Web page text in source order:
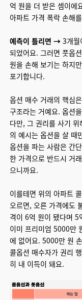
억 원을 더 받은 셈이에
아파트 가격 폭락 손해
예측이 틀리면 →3개월
되었어요. 그러면 풋옵
원을 손해 보기는 하지
포기합니다.
옵션 매수 거래의 핵심
구조라는 거예요. 옵션
다만, 그 권리를 사기
의 예시는 옵션을 살 때
옵션을 파는 사람은 간
한 가격으로 반드시 거
으니까요.
이를테면 위의 아파트
오르면, 오른 가격에도
격이 6억 원이 됐다며 5
이미 프리미엄 5000만
에 없어요. 5000만 원
콜옵션 매수자가 권리
히 내 이득이 돼요.